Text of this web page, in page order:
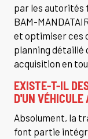
par les autorités
BAM-
et optimiser ces
planning détaillé
acquisition en
EXISTE-T-IL
D'UN
Absolument, la
font partie